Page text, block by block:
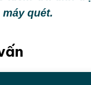
quét.